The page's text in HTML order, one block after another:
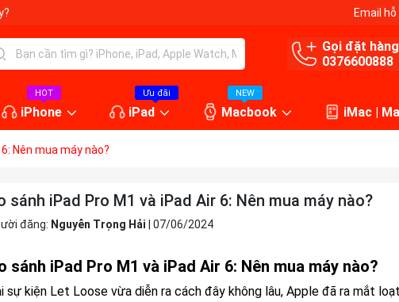
Email
Gọi đặt hàng
0376600888
HOT
iPhone
Ưu đãi
iPad
NEW
Macbook iMac |
Nên mua máy nào?
sánh iPad Pro M1 và iPad Air 6: Nên mua máy nào?
đăng: Nguyễn Trọng Hải 07/06/2024
sánh iPad Pro M1 và iPad Air 6: Nên mua máy nào?
sự kiện Let Loose vừa diễn ra cách đây không lâu, Apple đã ra mắt